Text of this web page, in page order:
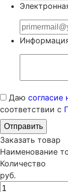
Даю согласие
соответствии с
Заказать товар
Наименование
Количество
руб.